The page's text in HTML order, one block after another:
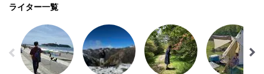
ライター一覧